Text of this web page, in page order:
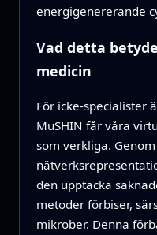
energigenererande
Vad detta
medicin
För icke-specialister
MuSHIN får våra
som verkliga.
den upptäcka
metoder förbiser,
mikrober. Denna